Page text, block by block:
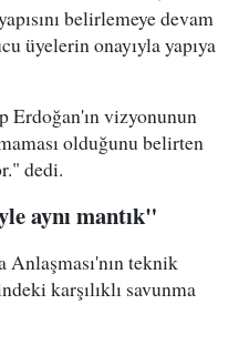
belirlemeye devam
üyelerin onayıyla yapıya
Erdoğan'ın vizyonunun
olduğunu belirten
dedi.
aynı mantık"
teknik
karşılıklı savunma